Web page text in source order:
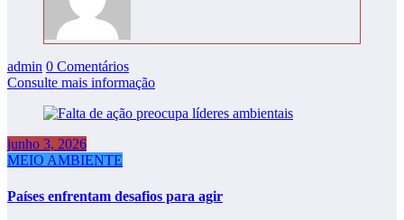
admin 0 Comentários
Consulte mais informação
junho 3, 2026
MEIO AMBIENTE
Países enfrentam desafios para agir